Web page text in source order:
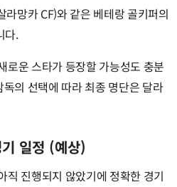
라망카 CF)와 같은 베테랑 골키퍼의
다.
로운 스타가 등장할 가능성도 충분
의 선택에 따라 최종 명단은 달라
일정 (예상)
직 진행되지 않았기에 정확한 경기